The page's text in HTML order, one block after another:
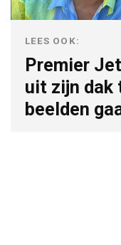
LEES OOK:
Premier
uit zijn dak
beelden